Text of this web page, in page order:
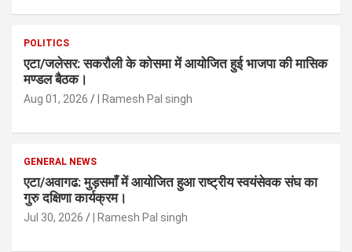
POLITICS
एटा/जलेसर: सकरौली के कोसमा में आयोजित हुई भाजपा की मासिक
मण्डल बैठक।
Aug 01, 2026 | Ramesh Pal singh
GENERAL NEWS
एटा/अवागढ: मुड़समाँ में आयोजित हुआ राष्ट्रीय स्वयंसेवक संघ का
गुरु दक्षिणा कार्यक्रम।
Jul 30, 2026 | Ramesh Pal singh